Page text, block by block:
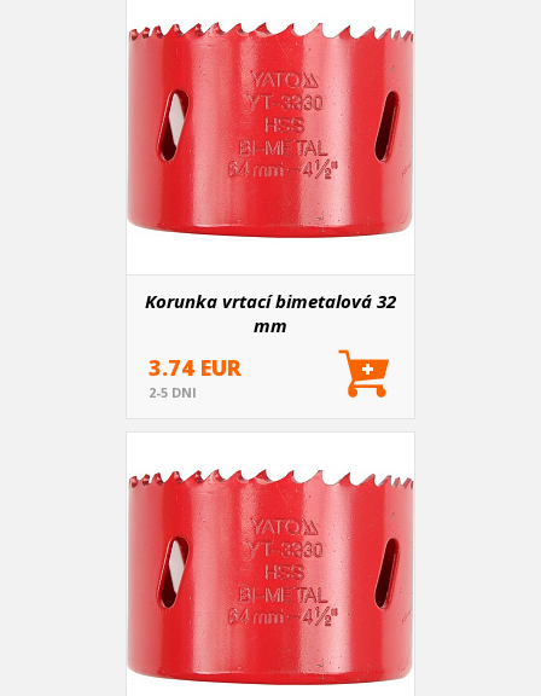
Korunka vrtací bimetalová 32
mm
3.74 EUR
2-5 DNI